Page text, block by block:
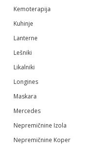
Kemoterapija
Kuhinje
Lanterne
Lešniki
Likalniki
Longines
Maskara
Mercedes
Nepremičnine Izola
Nepremičnine Koper